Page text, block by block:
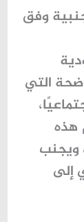
وفق
التي
هذه
ويجنب
إلى